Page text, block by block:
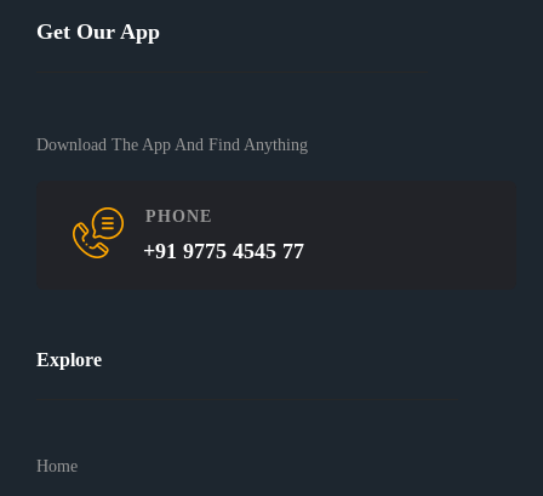
Get Our App
Download The App And Find Anything
PHONE
+91 9775 4545 77
Explore
Home